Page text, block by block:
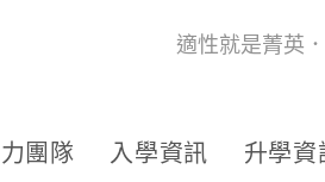
適性就是菁英
團隊 入學資訊 升學資